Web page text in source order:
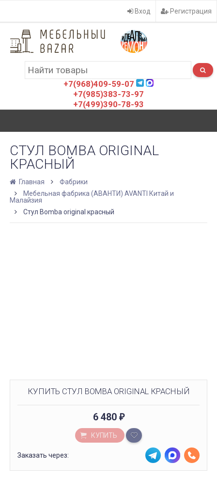
Вход Регистрация
+7(968)409-59-07
+7(985)383-73-97
+7(499)390-78-93
СТУЛ BOMBA ORIGINAL
КРАСНЫЙ
Главная
Фабрики
Мебельная фабрика (АВАНТИ) AVANTI Китай и
Малайзия
Стул Bomba original красный
КУПИТЬ СТУЛ BOMBA ORIGINAL КРАСНЫЙ
6 480 ₽
КУПИТЬ
Заказать через: